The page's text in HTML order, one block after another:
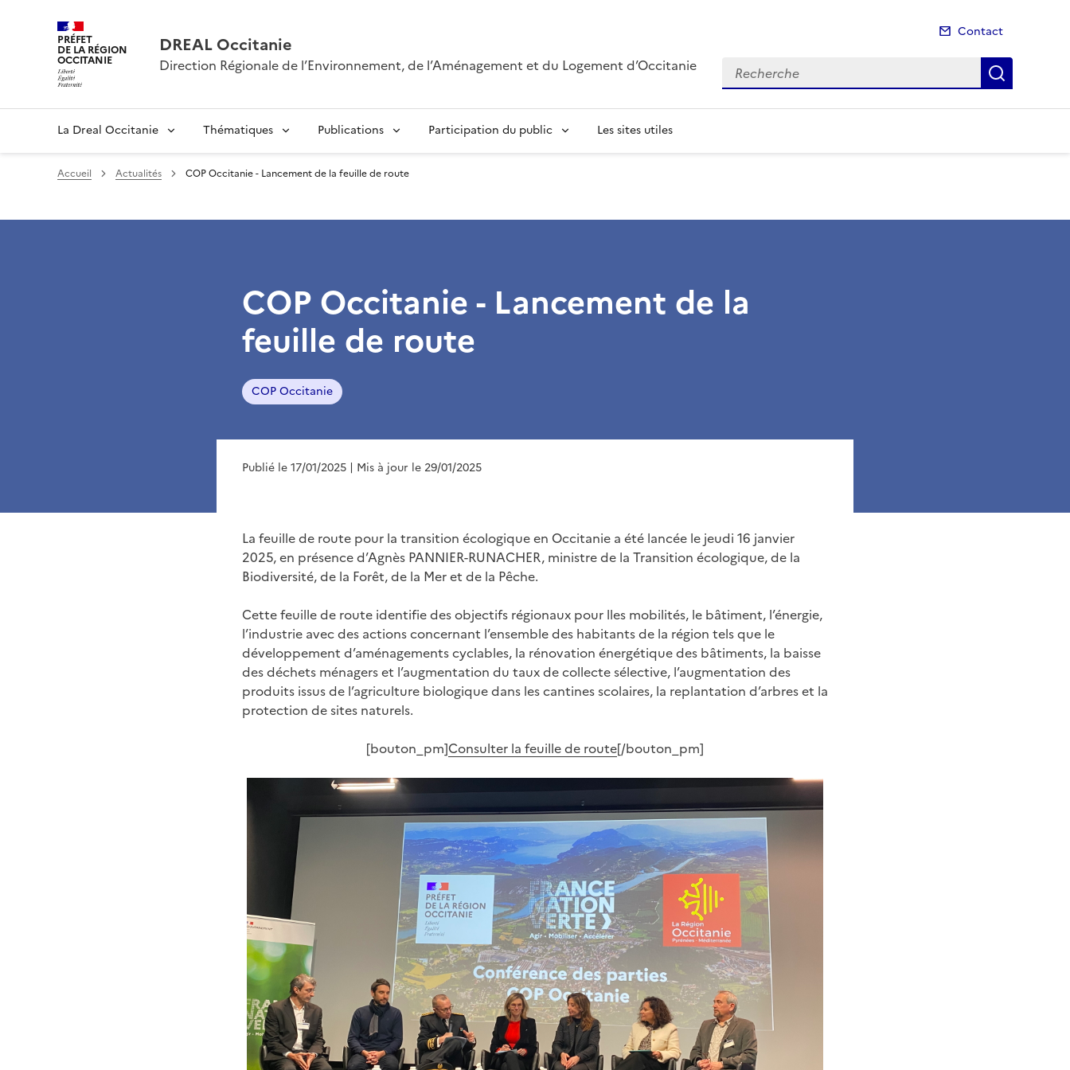
PRÉFET
DE LA RÉGION
OCCITANIE
DREAL Occitanie
Direction Régionale de l’Environnement, de l’Aménagement et du Logement d’Occitanie
Contact
Recherche
La Dreal Occitanie Thématiques Publications Participation du public Les sites utiles
Accueil Actualités COP Occitanie - Lancement de la feuille de route
COP Occitanie - Lancement de la
feuille de route
COP Occitanie
Publié le 17/01/2025 | Mis à jour le 29/01/2025
La feuille de route pour la transition écologique en Occitanie a été lancée le jeudi 16 janvier
2025, en présence d’Agnès PANNIER-RUNACHER, ministre de la Transition écologique, de la
Biodiversité, de la Forêt, de la Mer et de la Pêche.
Cette feuille de route identifie des objectifs régionaux pour lles mobilités, le bâtiment, l’énergie,
l’industrie avec des actions concernant l’ensemble des habitants de la région tels que le
développement d’aménagements cyclables, la rénovation énergétique des bâtiments, la baisse
des déchets ménagers et l’augmentation du taux de collecte sélective, l’augmentation des
produits issus de l’agriculture biologique dans les cantines scolaires, la replantation d’arbres et la
protection de sites naturels.
[bouton_pm]Consulter la feuille de route[/bouton_pm]